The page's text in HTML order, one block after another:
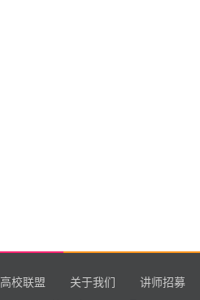
高校联盟 关于我们 讲师招募